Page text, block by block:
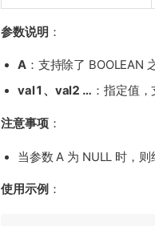
参数说明 ：
A：支持除了 BOOLEAN
val1、val2 …​ ：指定值
注意事项：
当参数 A 为 NULL 时，则
使用示例 ：